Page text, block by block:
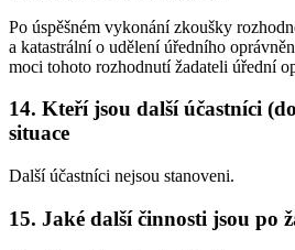
Po úspěšném vykonání zkoušky
a katastrální o udělení úředního
moci tohoto rozhodnutí žadateli úřední
14. Kteří jsou další účastníci
situace
Další účastníci nejsou stanoveni.
15. Jaké další činnosti jsou po